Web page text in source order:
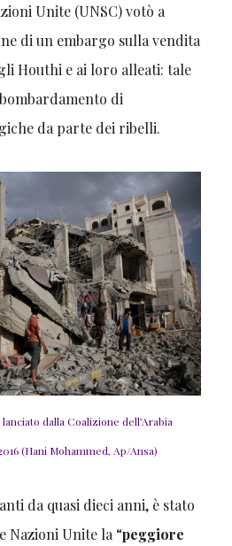
Unite (UNSC) votò a
di un embargo sulla vendita
Houthi e ai loro alleati: tale
di
da parte dei ribelli.
dalla Coalizione dell’Arabia
(Hani Mohammed, Ap/Ansa)
da quasi dieci anni, è stato
Nazioni Unite la “peggiore